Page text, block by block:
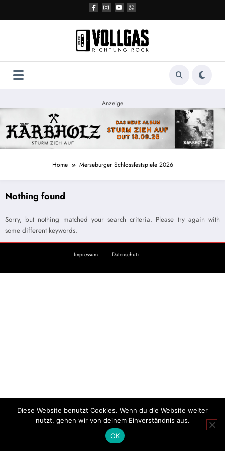
Anzeige
Home Merseburger Schlossfestspiele 2026
Nothing found
Sorry, but nothing matched your search criteria. Please try again with
some different keywords.
Impressum Datenschutz
Diese Website benutzt Cookies. Wenn du die Website weiter
nutzt, gehen wir von deinem Einverständnis aus.
OK